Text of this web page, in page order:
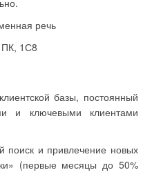
речь
ПК, 1С8
базы, постоянный
и ключевыми клиентами
поиск и привлечение новых
(первые месяцы до 50%